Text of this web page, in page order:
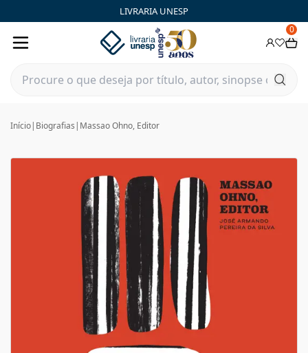
LIVRARIA UNESP
0
Início| Biografias | Massao Ohno, Editor